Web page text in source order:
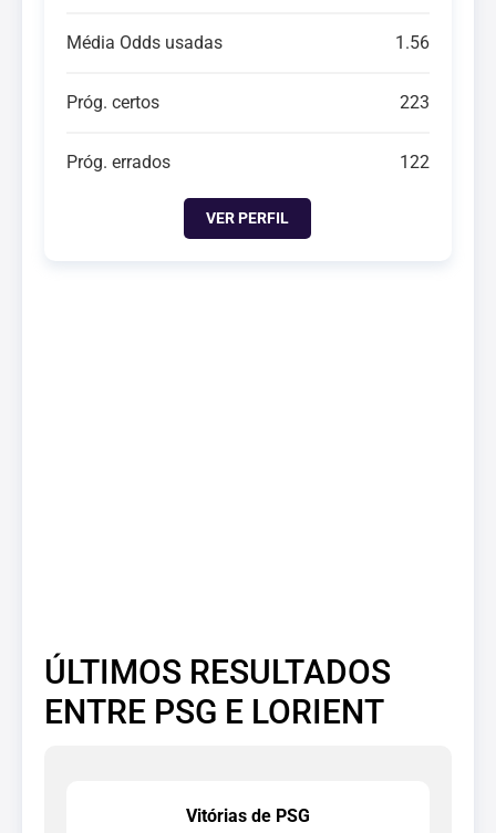
Média Odds usadas 1.56
Próg. certos 223
Próg. errados 122
VER PERFIL
ÚLTIMOS RESULTADOS
ENTRE PSG E LORIENT
Vitórias de PSG